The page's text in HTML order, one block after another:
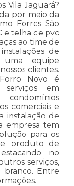
Vila Jaguará?
por meio da
Forros São
e telha de pvc
ao time de
de
uma equipe
clientes.
Novo é
em
condomínios
comerciais e
instalação de
empresa tem
para os
produto de
no
serviços,
Entre